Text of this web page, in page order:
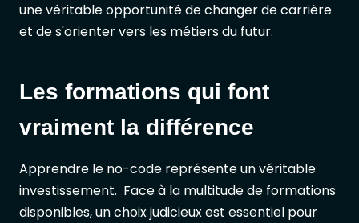
une véritable opportunité de changer de carrière
et de s'orienter vers les métiers du futur.
Les formations qui font
vraiment la différence
Apprendre le no-code représente un véritable
investissement. Face à la multitude de formations
disponibles, un choix judicieux est essentiel pour